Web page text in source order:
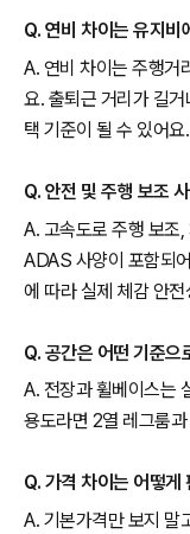
Q. 연비 차이는 유지비
A. 연비 차이는 주행거
요. 출퇴근 거리가 길
택 기준이 될 수 있어요.
Q. 안전 및 주행 보조
A. 고속도로 주행 보조
ADAS 사양이 포함되
에 따라 실제 체감 안
Q. 공간은 어떤 기준으
A. 전장과 휠베이스는
용도라면 2열 레그룸
Q. 가격 차이는 어떻게
A. 기본가격만 보지 말